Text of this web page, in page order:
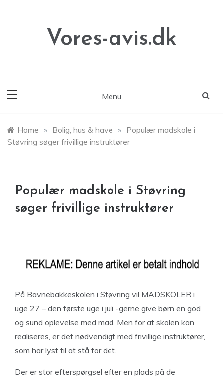
Vores-avis.dk
Menu
Home » Bolig, hus & have » Populær madskole i
Støvring søger frivillige instruktører
Populær madskole i Støvring
søger frivillige instruktører
På Bavnebakkeskolen i Støvring vil MADSKOLER i
uge 27 – den første uge i juli -gerne give børn en god
og sund oplevelse med mad. Men for at skolen kan
realiseres, er det nødvendigt med frivillige instruktører,
som har lyst til at stå for det.
Der er stor efterspørgsel efter en plads på de